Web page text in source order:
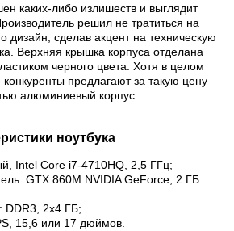
каких-либо излишеств и выглядит
решил не тратиться на
дизайн, сделав акцент на техническую
Верхняя крышка корпуса отделана
черного цвета. Хотя в целом
предлагают за такую цену
алюминиевый корпус.
ноутбука
Intel Core i7-4710HQ, 2,5 ГГц;
GTX 860M NVIDIA GeForce, 2 ГБ
DDR3, 2х4 ГБ;
15,6 или 17 дюймов.